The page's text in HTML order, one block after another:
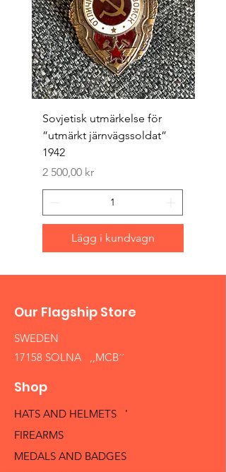
Sovjetisk utmärkelse för
”utmärkt järnvägssoldat”
1942
Pris
2 500,00 kr
Lägg i kundvagn
Our Flagship Store
SWEDEN
17158 SOLNA ,,MCB´´
Shop
HATS AND HELMETS '
FIREARMS
MEDALS AND BADGES